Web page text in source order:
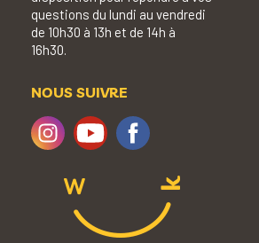
questions du lundi au vendredi
de 10h30 à 13h et de 14h à
16h30.
NOUS SUIVRE